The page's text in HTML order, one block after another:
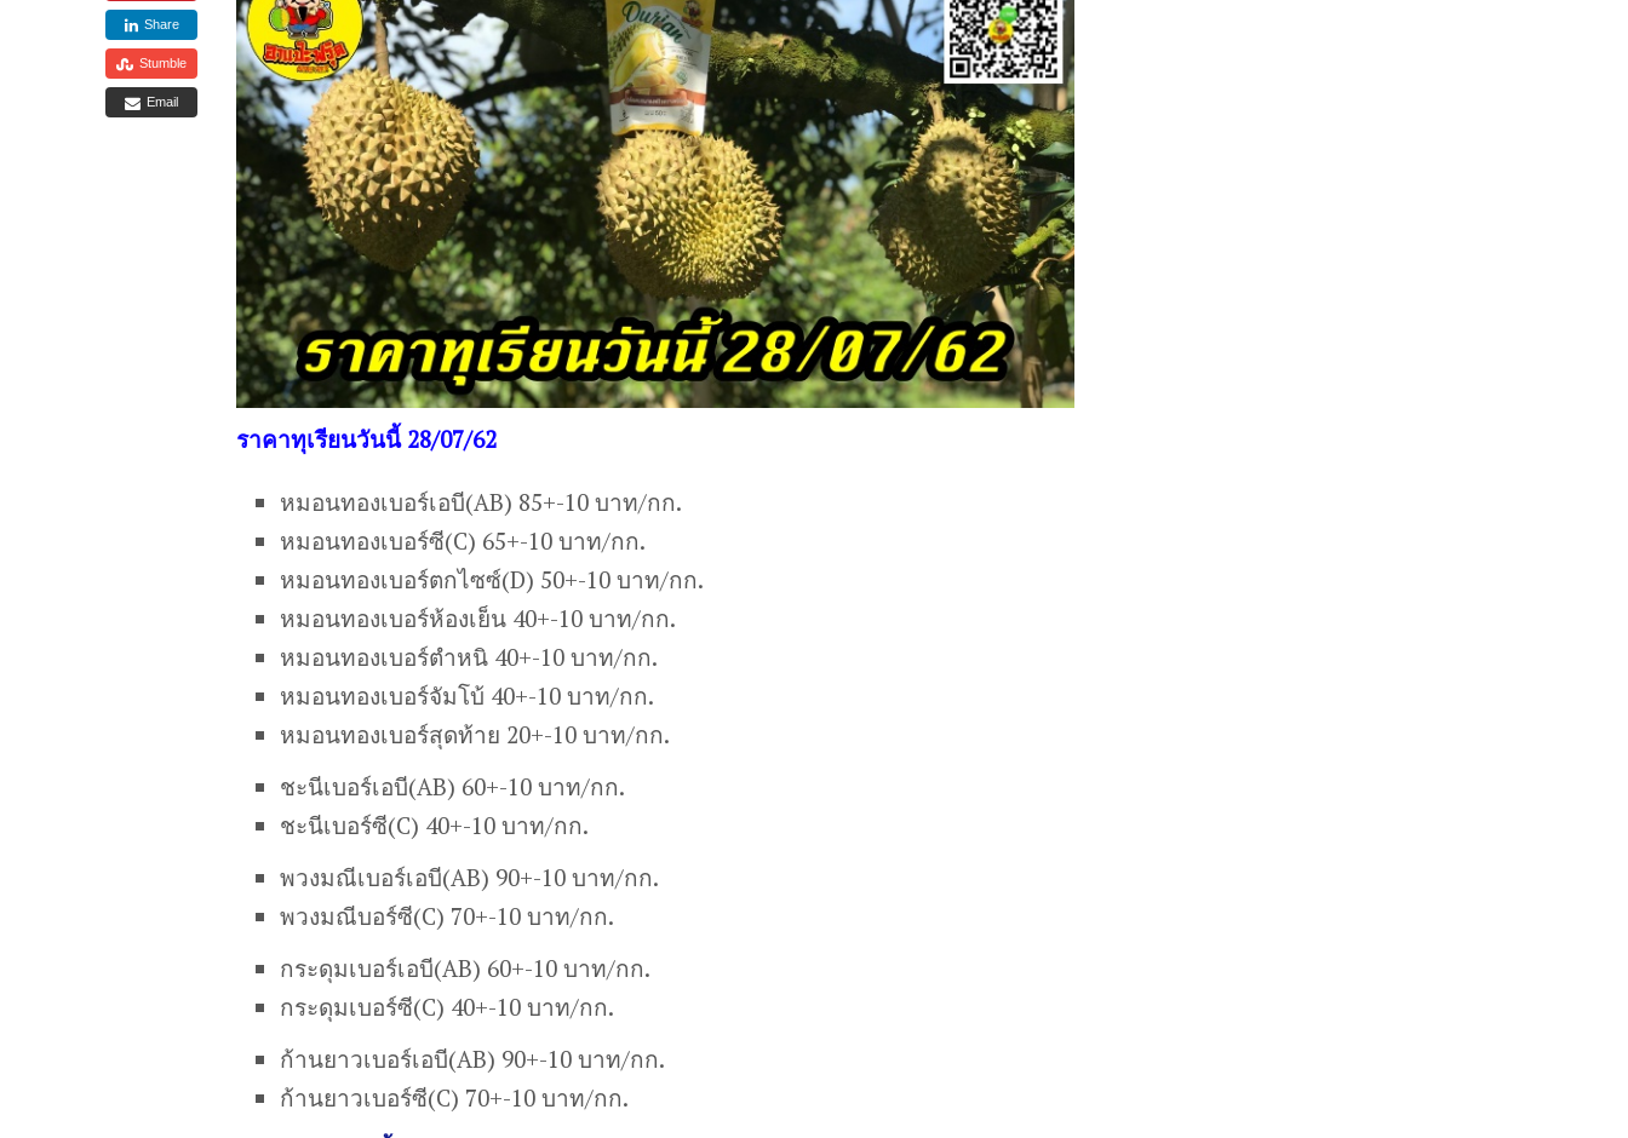
Share
Stumble
Email
ราคาทุเรียนวันนี้ 28/07/62
หมอนทองเบอร์เอบี(AB) 85+-10 บาท/กก.
หมอนทองเบอร์ซี(C) 65+-10 บาท/กก.
หมอนทองเบอร์ตกไซซ์(D) 50+-10 บาท/กก.
หมอนทองเบอร์ห้องเย็น 40+-10 บาท/กก.
หมอนทองเบอร์ตำหนิ 40+-10 บาท/กก.
หมอนทองเบอร์จัมโบ้ 40+-10 บาท/กก.
หมอนทองเบอร์สุดท้าย 20+-10 บาท/กก.
ชะนีเบอร์เอบี(AB) 60+-10 บาท/กก.
ชะนีเบอร์ซี(C) 40+-10 บาท/กก.
พวงมณีเบอร์เอบี(AB) 90+-10 บาท/กก.
พวงมณีบอร์ซี(C) 70+-10 บาท/กก.
กระดุมเบอร์เอบี(AB) 60+-10 บาท/กก.
กระดุมเบอร์ซี(C) 40+-10 บาท/กก.
ก้านยาวเบอร์เอบี(AB) 90+-10 บาท/กก.
ก้านยาวเบอร์ซี(C) 70+-10 บาท/กก.